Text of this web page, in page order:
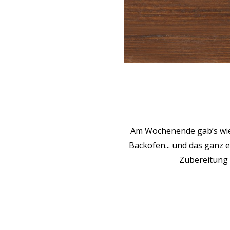
Am Wochenende gab’s
Backofen... und das
Zubereitung